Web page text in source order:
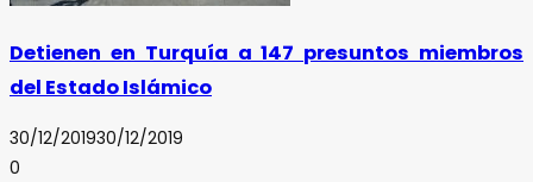
Detienen en Turquía a 147 presuntos miembros
del Estado Islámico
30/12/201930/12/2019
0